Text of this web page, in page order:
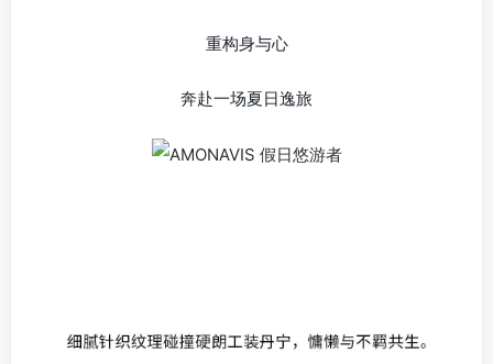
重构身与心
奔赴一场夏日逸旅